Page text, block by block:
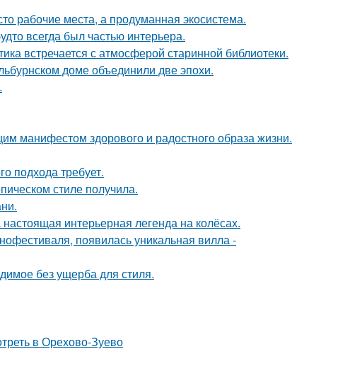
рабочие места, а продуманная экосистема.
всегда был частью интерьера.
встречается с атмосферой старинной библиотеки.
доме объединили две эпохи.
манифестом здорового и радостного образа жизни.
подхода требует.
стиле получила.
интерьерная легенда на колёсах.
появилась уникальная вилла -
без ущерба для стиля.
в Орехово-Зуево